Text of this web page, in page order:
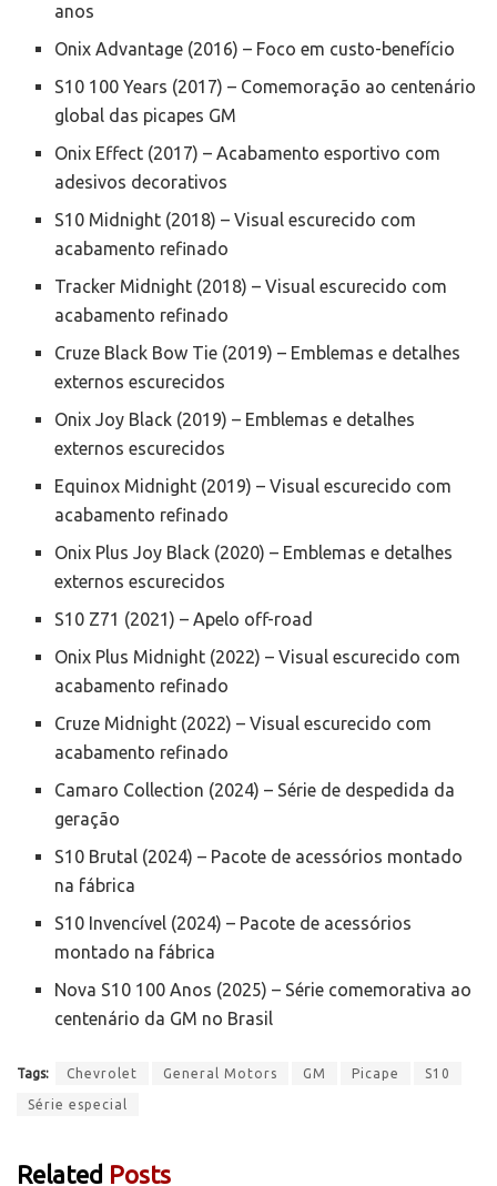
anos
Onix Advantage (2016) – Foco em custo-benefício
S10 100 Years (2017) – Comemoração ao centenário
global das picapes GM
Onix Effect (2017) – Acabamento esportivo com
adesivos decorativos
S10 Midnight (2018) – Visual escurecido com
acabamento refinado
Tracker Midnight (2018) – Visual escurecido com
acabamento refinado
Cruze Black Bow Tie (2019) – Emblemas e detalhes
externos escurecidos
Onix Joy Black (2019) – Emblemas e detalhes
externos escurecidos
Equinox Midnight (2019) – Visual escurecido com
acabamento refinado
Onix Plus Joy Black (2020) – Emblemas e detalhes
externos escurecidos
S10 Z71 (2021) – Apelo off-road
Onix Plus Midnight (2022) – Visual escurecido com
acabamento refinado
Cruze Midnight (2022) – Visual escurecido com
acabamento refinado
Camaro Collection (2024) – Série de despedida da
geração
S10 Brutal (2024) – Pacote de acessórios montado
na fábrica
S10 Invencível (2024) – Pacote de acessórios
montado na fábrica
Nova S10 100 Anos (2025) – Série comemorativa ao
centenário da GM no Brasil
Tags: Chevrolet General Motors GM Picape S10
Série especial
Related Posts